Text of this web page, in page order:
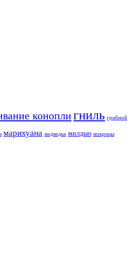
коноплигниль грибной
марихуана медведка милдью мокрицы